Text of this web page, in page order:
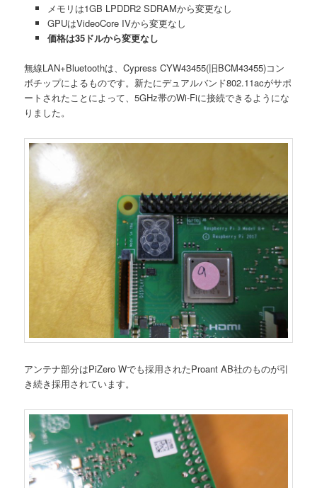
メモリは1GB LPDDR2 SDRAMから変更なし
GPUはVideoCore IVから変更なし
価格は35ドルから変更なし
無線LAN+Bluetoothは、Cypress CYW43455(旧BCM43455)コン
ボチップによるものです。新たにデュアルバンド802.11acがサポ
ートされたことによって、5GHz帯のWi-Fiに接続できるようにな
りました。
アンテナ部分はPiZero Wでも採用されたProant AB社のものが引
き続き採用されています。